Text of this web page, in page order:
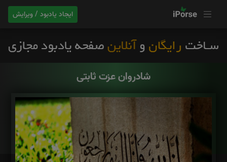
ایجاد یادبود / ویرایش
شادروان عزت ثابتی